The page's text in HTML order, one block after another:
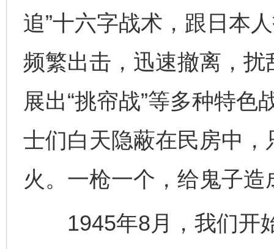
追”十六字战术，跟日本
频繁出击，迅速撤离，
展出“挑帘战”等多种特
士们白天隐蔽在民房中
火。一枪一个，给鬼子
1945年8月，我们开